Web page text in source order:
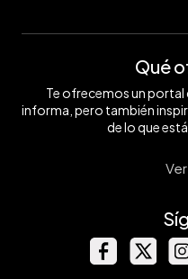
Qué
Te ofrecemos un
informa, pero también
de lo que